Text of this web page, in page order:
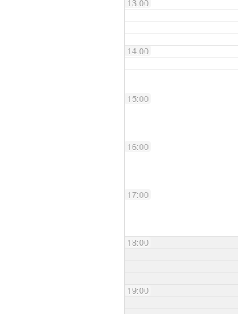
13:00
14:00
15:00
16:00
17:00
18:00
19:00